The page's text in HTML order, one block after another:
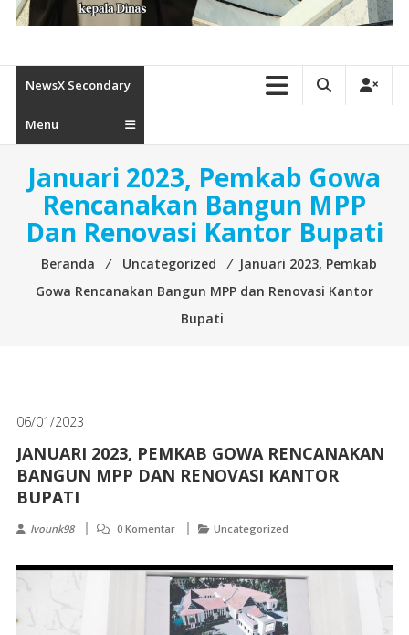
NewsX Secondary
Menu
Januari 2023, Pemkab Gowa
Rencanakan Bangun MPP
Dan Renovasi Kantor Bupati
Beranda ⁄ Uncategorized ⁄ Januari 2023, Pemkab
Gowa Rencanakan Bangun MPP dan Renovasi Kantor
Bupati
06/01/2023
JANUARI 2023, PEMKAB GOWA RENCANAKAN
BANGUN MPP DAN RENOVASI KANTOR
BUPATI
Ivounk98 0 Komentar Uncategorized